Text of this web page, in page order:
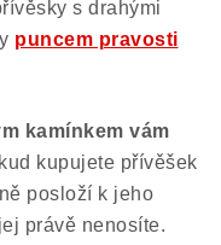
s drahými
puncem pravosti
kamínkem vám
kupujete přívěšek
posloží k jeho
právě nenosíte.